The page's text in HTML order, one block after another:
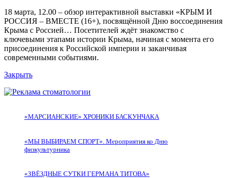
18 марта, 12.00 – обзор интерактивной выставки «КРЫМ И
РОССИЯ – ВМЕСТЕ (16+), посвящённой Дню воссоединения
Крыма с Россией… Посетителей ждёт знакомство с
ключевыми этапами истории Крыма, начиная с момента его
присоединения к Российской империи и заканчивая
современными событиями.
Закрыть
«МАРСИАНСКИЕ» ХРОНИКИ БАСКУНЧАКА
«МЫ ВЫБИРАЕМ СПОРТ». Мероприятия ко Дню
физкультурника
«ЗВЁЗДНЫЕ СУТКИ ГЕРМАНА ТИТОВА»